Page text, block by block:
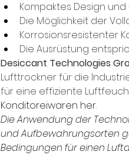
Kompaktes Design
Die Möglichkeit der
Korrosionsresistenter
Die Ausrüstung
Desiccant Technologies
Lufttrockner für die
für eine effiziente
Konditoreiwaren her.
Die Anwendung der
und Aufbewahrungsorten
Bedingungen für einen